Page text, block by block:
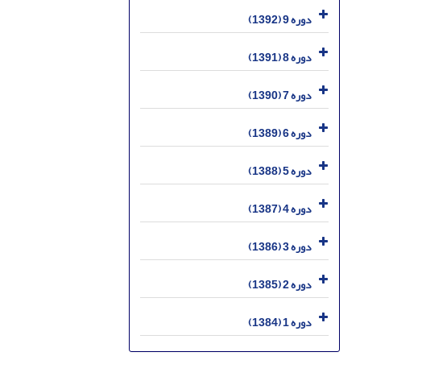
دوره 9 (1392)
دوره 8 (1391)
دوره 7 (1390)
دوره 6 (1389)
دوره 5 (1388)
دوره 4 (1387)
دوره 3 (1386)
دوره 2 (1385)
دوره 1 (1384)